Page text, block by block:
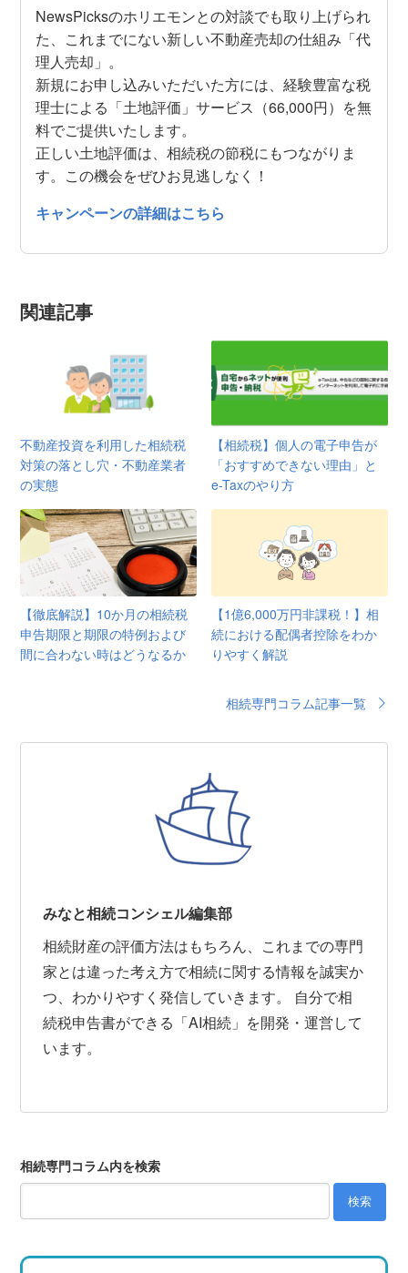
NewsPicksのホリエモンとの対談でも取り上げられ
た、これまでにない新しい不動産売却の仕組み「代
理人売却」。
新規にお申し込みいただいた方には、経験豊富な税
理士による「土地評価」サービス（66,000円）を無
料でご提供いたします。
正しい土地評価は、相続税の節税にもつながりま
す。この機会をぜひお見逃しなく！
キャンペーンの詳細はこちら
関連記事
不動産投資を利用した相続税
対策の落とし穴・不動産業者
の実態
【相続税】個人の電子申告が
「おすすめできない理由」と
e-Taxのやり方
【徹底解説】10か月の相続税
申告期限と期限の特例および
間に合わない時はどうなるか
【1億6,000万円非課税！】相
続における配偶者控除をわか
りやすく解説
相続専門コラム記事一覧
みなと相続コンシェル編集部
相続財産の評価方法はもちろん、これまでの専門
家とは違った考え方で相続に関する情報を誠実か
つ、わかりやすく発信していきます。 自分で相
続税申告書ができる「AI相続」を開発・運営して
います。
相続専門コラム内を検索